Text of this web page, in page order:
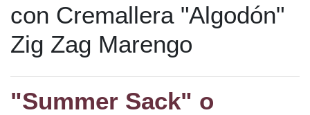
con Cremallera "Algodón"
Zig Zag Marengo
"Summer Sack" o